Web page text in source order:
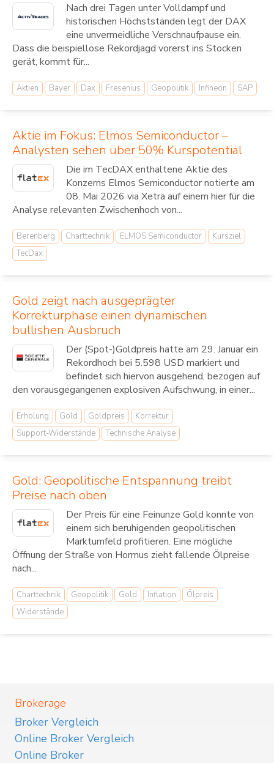
Nach drei Tagen unter Volldampf und
historischen Höchstständen legt der DAX
eine unvermeidliche Verschnaufpause ein.
Dass die beispiellose Rekordjagd vorerst ins Stocken
gerät, kommt für...
Aktien Bayer Dax Fresenius Geopolitik Infineon SAP
Aktie im Fokus: Elmos Semiconductor –
Analysten sehen über 50% Kurspotential
Die im TecDAX enthaltene Aktie des
Konzerns Elmos Semiconductor notierte am
08. Mai 2026 via Xetra auf einem hier für die
Analyse relevanten Zwischenhoch von...
Berenberg Charttechnik ELMOS Semiconductor
Kursziel
TecDax
Gold zeigt nach ausgeprägter
Korrekturphase einen dynamischen
bullishen Ausbruch
Der (Spot-)Goldpreis hatte am 29. Januar ein
Rekordhoch bei 5.598 USD markiert und
befindet sich hiervon ausgehend, bezogen auf
den vorausgegangenen explosiven Aufschwung, in einer...
Erholung Gold Goldpreis
Korrektur
Support-Widerstände
Technische Analyse
Gold: Geopolitische Entspannung treibt
Preise nach oben
Der Preis für eine Feinunze Gold konnte von
einem sich beruhigenden geopolitischen
Marktumfeld profitieren. Eine mögliche
Öffnung der Straße von Hormus zieht fallende Ölpreise
nach...
Charttechnik Geopolitik Gold Inflation
Ölpreis
Widerstände
Brokerage
Broker Vergleich
Online Broker Vergleich
Online Broker